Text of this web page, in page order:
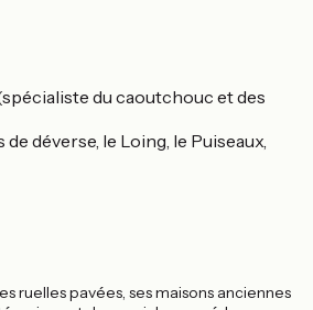
du caoutchouc et des
déverse, le Loing, le Puiseaux,
pavées, ses maisons anciennes